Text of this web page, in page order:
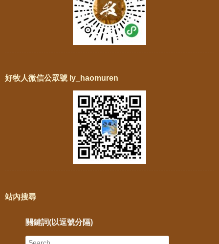
好牧人微信公眾號 ly_haomuren
站內搜尋
關鍵詞(以逗號分隔)